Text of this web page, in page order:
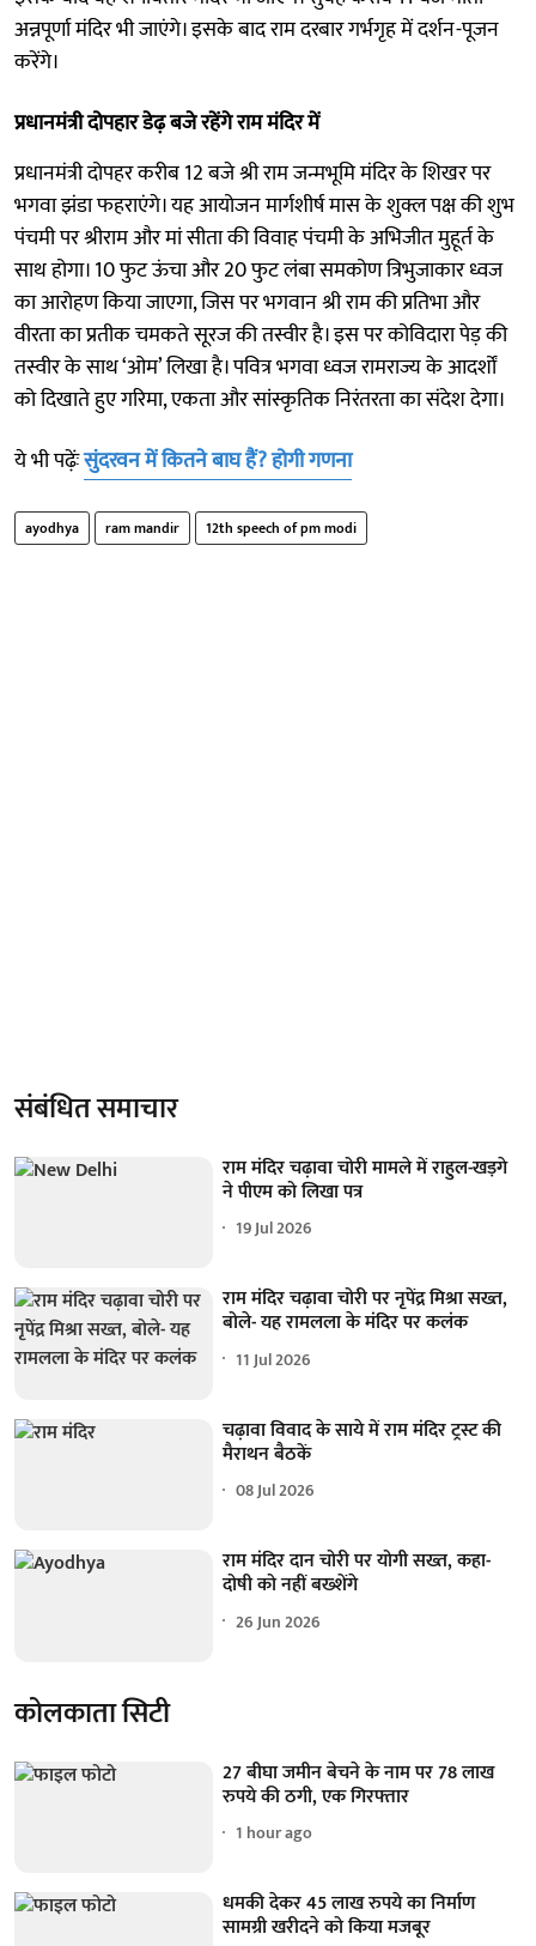
अन्नपूर्णा मंदिर भी जाएंगे। इसके बाद राम दरबार गर्भगृह में दर्शन-पूजन
करेंगे।
प्रधानमंत्री दोपहार डेढ़ बजे रहेंगे राम मंदिर में
प्रधानमंत्री दोपहर करीब 12 बजे श्री राम जन्मभूमि मंदिर के शिखर पर
भगवा झंडा फहराएंगे। यह आयोजन मार्गशीर्ष मास के शुक्ल पक्ष की शुभ
पंचमी पर श्रीराम और मां सीता की विवाह पंचमी के अभिजीत मुहूर्त के
साथ होगा। 10 फुट ऊंचा और 20 फुट लंबा समकोण त्रिभुजाकार ध्वज
का आरोहण किया जाएगा, जिस पर भगवान श्री राम की प्रतिभा और
वीरता का प्रतीक चमकते सूरज की तस्वीर है। इस पर कोविदारा पेड़ की
तस्वीर के साथ ‘ओम’ लिखा है। पवित्र भगवा ध्वज रामराज्य के आदर्शों
को दिखाते हुए गरिमा, एकता और सांस्कृतिक निरंतरता का संदेश देगा।
ये भी पढ़ेंःसुंदरवन में कितने बाघ हैं? होगी गणना
ayodhya ram mandir 12th speech of pm modi
संबंधित समाचार
राम मंदिर चढ़ावा चोरी मामले में राहुल-खड़गे
ने पीएम को लिखा पत्र
19 Jul 2026
राम मंदिर चढ़ावा चोरी पर नृपेंद्र मिश्रा सख्त,
बोले- यह रामलला के मंदिर पर कलंक
11 Jul 2026
चढ़ावा विवाद के साये में राम मंदिर ट्रस्ट की
मैराथन बैठकें
08 Jul 2026
राम मंदिर दान चोरी पर योगी सख्त, कहा-
दोषी को नहीं बख्शेंगे
26 Jun 2026
कोलकाता सिटी
27 बीघा जमीन बेचने के नाम पर 78 लाख
रुपये की ठगी, एक गिरफ्तार
1 hour ago
धमकी देकर 45 लाख रुपये का निर्माण
सामग्री खरीदने को किया मजबूर